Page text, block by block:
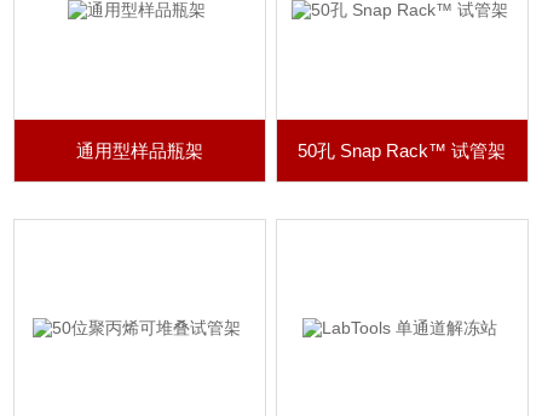
通用型样品瓶架 50孔 Snap Rack™ 试管架